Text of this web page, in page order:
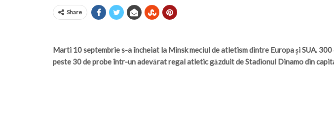
Share
Marti 10 septembrie s-a încheiat la Minsk meciul de atletism dintre Europa și SUA.
peste 30 de probe într-un adevărat regal atletic găzduit de Stadionul Dinamo din